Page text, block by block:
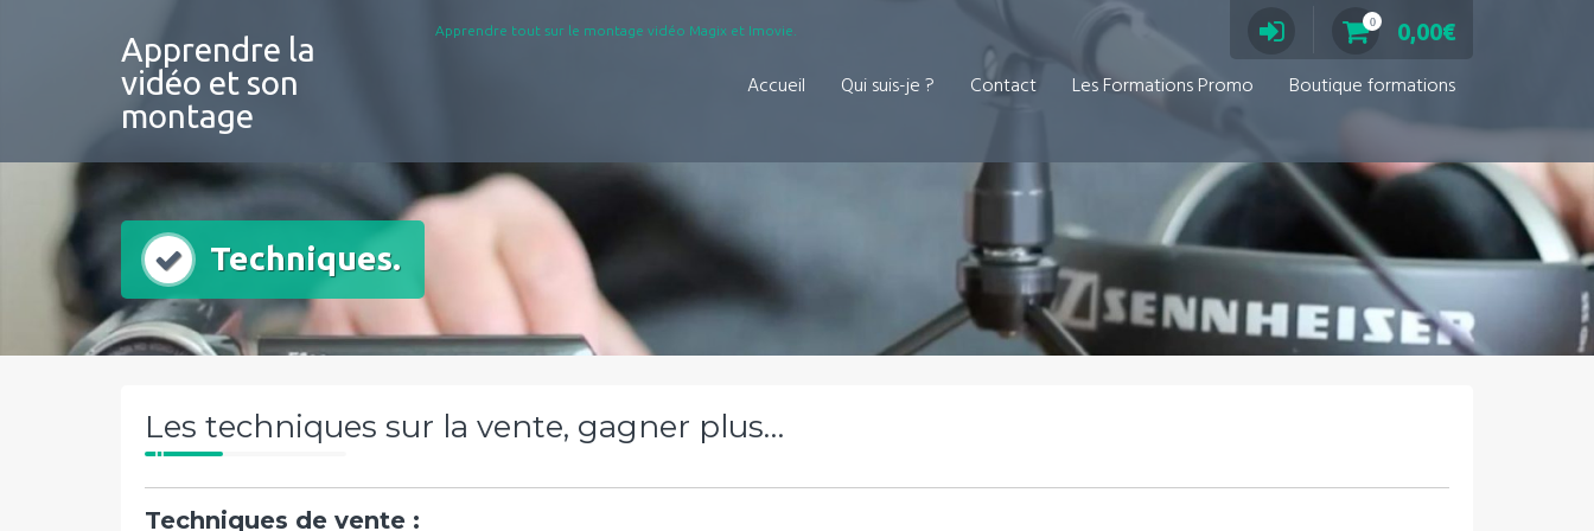
Apprendre la
vidéo et son
montage
Apprendre tout sur le montage vidéo Magix et Imovie.
0 0,00€
Accueil Qui suis-je ? Contact Les Formations Promo Boutique formations
Techniques.
Les techniques sur la vente, gagner plus…
Techniques de vente :